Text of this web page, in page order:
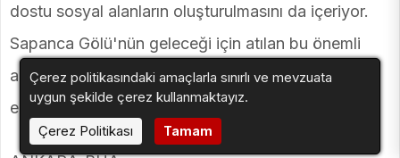
dostu sosyal alanların oluşturulmasını da içeriyor.
Sapanca Gölü'nün geleceği için atılan bu önemli
adım, diğer doğal güzelliklerimize de örnek teşkil
edecek.
Çerez politikasındaki amaçlarla sınırlı ve mevzuata
uygun şekilde çerez kullanmaktayız.
Çerez Politikası
Tamam